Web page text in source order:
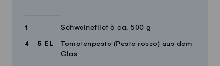
1 Schweinefilet à ca. 500 g
4 - 5 EL
Tomatenpesto (Pesto rosso) aus dem
Glas